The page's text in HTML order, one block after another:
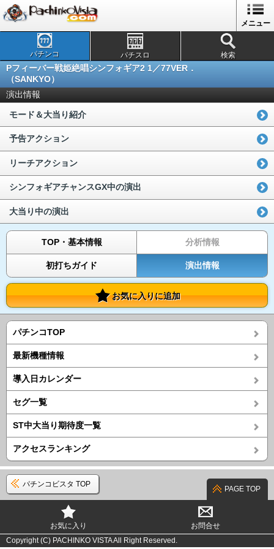
メニュー
パチンコ パチスロ 検索
Pフィーバー戦姫絶唱シンフォギア2 1／77VER．
（SANKYO）
演出情報
モード＆大当り紹介
予告アクション
リーチアクション
シンフォギアチャンスGX中の演出
大当り中の演出
TOP・基本情報 分析情報
初打ちガイド 演出情報
お気に入りに追加
パチンコTOP
最新機種情報
導入日カレンダー
セグ一覧
ST中大当り期待度一覧
アクセスランキング
パチンコビスタ TOP
PAGE TOP
お気に入り
お問合せ
Copyright (C) PACHINKO VISTA All Right Reserved.